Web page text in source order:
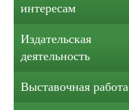
интересам
Издательская
деятельность
Выставочная работа